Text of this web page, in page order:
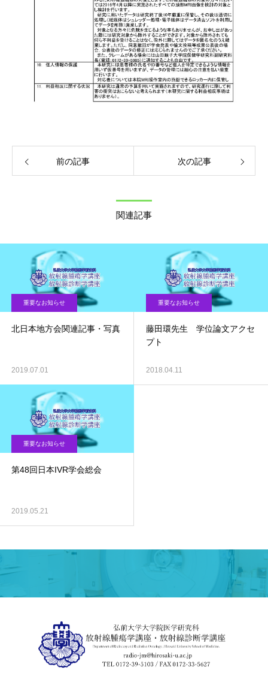
前の記事 次の記事
関連記事
重要なお知らせ
北日本地方会関連記事・写真
2019.07.01
重要なお知らせ
藤田環先生 学位論文アクセ
プト
2018.04.11
重要なお知らせ
第48回日本IVR学会総会
2019.05.21